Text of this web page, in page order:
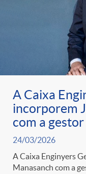
A Caixa
incorporem
com a
24/03/2026
A Caixa Enginyers
Manasanch com a